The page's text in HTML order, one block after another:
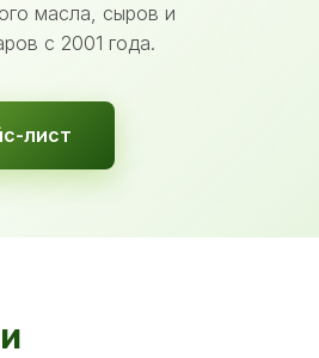
масла, сыров и
с 2001 года.
лист